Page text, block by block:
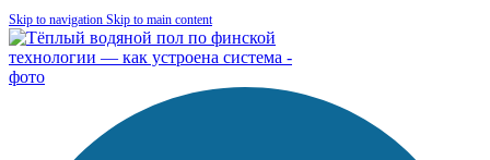
Skip to navigation Skip to main content